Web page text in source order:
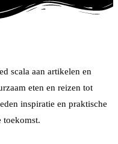
scala aan artikelen en
eten en reizen tot
inspiratie en praktische
toekomst.